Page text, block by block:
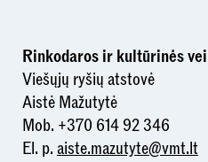
Rinkodaros ir kultūrinės
Viešųjų ryšių atstovė
Aistė Mažutytė
Mob. +370 614 92 346
El. p.aiste.mazutyte@vmt.lt